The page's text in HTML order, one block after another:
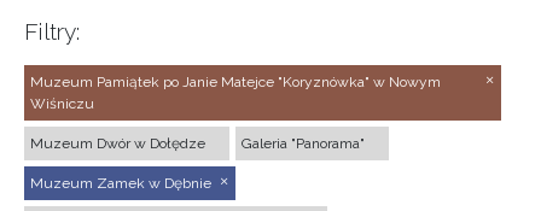
Filtry:
Muzeum Pamiątek po Janie Matejce "Koryznówka" w Nowym
Wiśniczu
Muzeum Dwór w Dołędze Galeria "Panorama"
Muzeum Zamek w Dębnie